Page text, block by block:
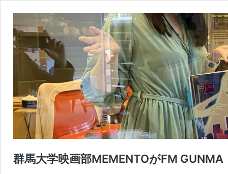
群馬大学映画部MEMENTOがFM